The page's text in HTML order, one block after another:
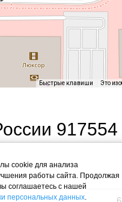
Быстрые клавиши Это
cookie для анализа
работы сайта. Продолжая
соглашаетесь с нашей
персональных данных.